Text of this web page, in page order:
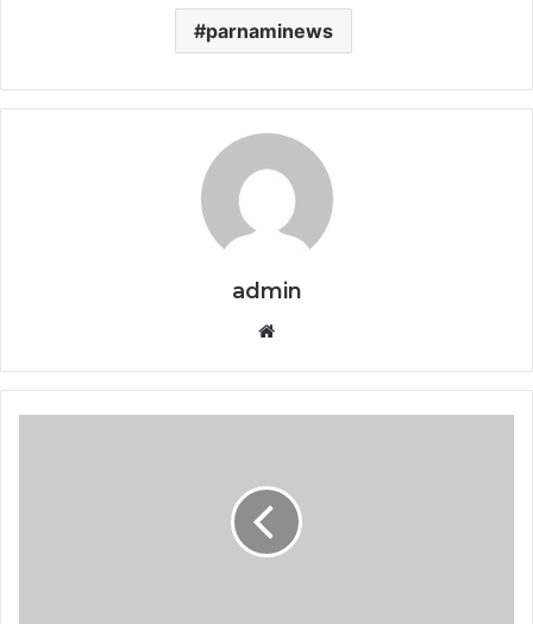
parnaminews
admin
Website